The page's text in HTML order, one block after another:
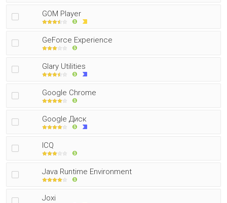
GOM Player
GeForce Experience
Glary Utilities
Google Chrome
Google Диск
ICQ
Java Runtime Environment
Joxi